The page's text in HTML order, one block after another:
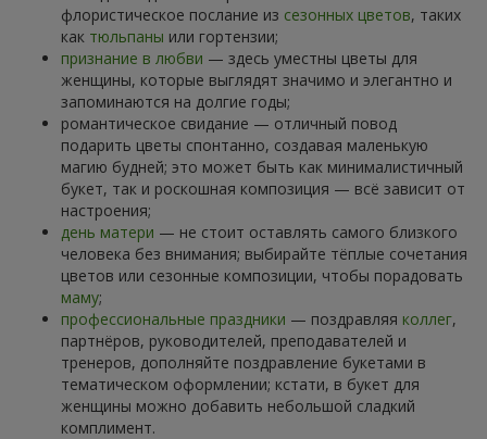
флористическое послание из сезонных цветов, таких
как тюльпаны или гортензии;
признание в любви — здесь уместны цветы для
женщины, которые выглядят значимо и элегантно и
запоминаются на долгие годы;
романтическое свидание — отличный повод
подарить цветы спонтанно, создавая маленькую
магию будней; это может быть как минималистичный
букет, так и роскошная композиция — всё зависит от
настроения;
день матери — не стоит оставлять самого близкого
человека без внимания; выбирайте тёплые сочетания
цветов или сезонные композиции, чтобы порадовать
маму;
профессиональные праздники — поздравляя коллег,
партнёров, руководителей, преподавателей и
тренеров, дополняйте поздравление букетами в
тематическом оформлении; кстати, в букет для
женщины можно добавить небольшой сладкий
комплимент.